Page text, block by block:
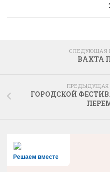
СЛЕДУЮЩАЯ
ВАХТА
ПРЕДЫДУЩАЯ
ГОРОДСКОЙ
Решаем вместе